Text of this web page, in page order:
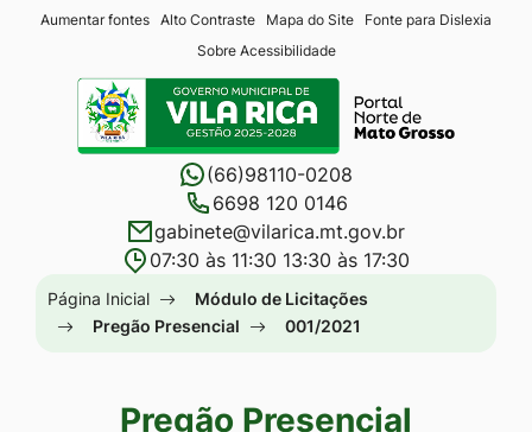
Seção
atalhos
links
acessibilidade
Ir
conteúdo
[alt+1]
menu
[alt+2]
Aumentar fontes Alto Contraste Mapa do Site
Fonte para Dislexia
Sobre Acessibilidade
Seção
menu
(66)98110-0208
6698 120 0146
gabinete@vilarica.mt.gov.br
07:30 às 11:30 13:30 às 17:30
Seção
do
Página Inicial
Módulo de Licitações
Pregão Presencial
001/2021
Pregão Presencial